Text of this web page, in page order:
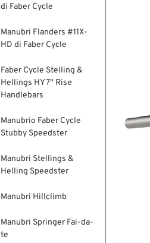
di Faber Cycle
Manubri Flanders #11X-
HD di Faber Cycle
Faber Cycle Stelling &
Hellings HY 7" Rise
Handlebars
Manubrio Faber Cycle
Stubby Speedster
Manubri Stellings &
Helling Speedster
Manubri Hillclimb
Manubri Springer Fai-da-
te